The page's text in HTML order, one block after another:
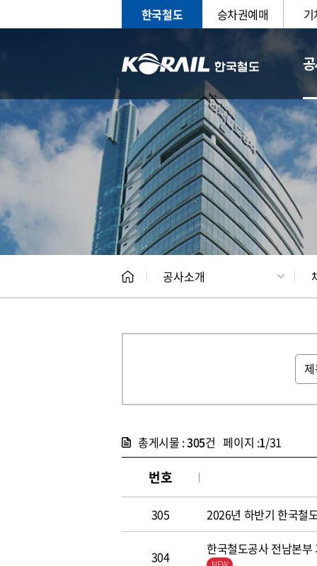
한국철도 승차권예매
CEO 일반
공사소개
총게시물 :305건 페이지 :1/31
번호
305 2026년 하반기 한국철
304 한국철도공사 전남본